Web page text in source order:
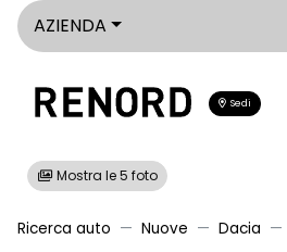
AZIENDA
Sedi
Mostra le 5 foto
Ricerca auto Nuove Dacia